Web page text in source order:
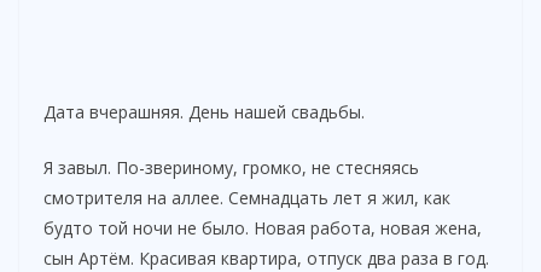
Дата вчерашняя. День нашей свадьбы.
Я завыл. По-звериному, громко, не стесняясь
смотрителя на аллее. Семнадцать лет я жил, как
будто той ночи не было. Новая работа, новая жена,
сын Артём. Красивая квартира, отпуск два раза в год.